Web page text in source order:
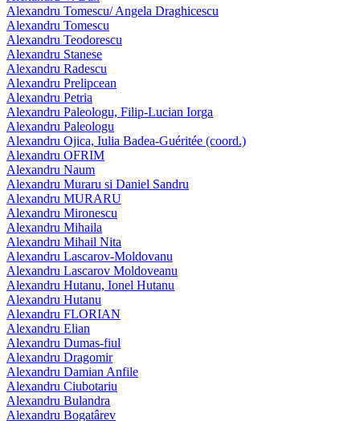
Alexandru Tomescu/ Angela Draghicescu
Alexandru Tomescu
Alexandru Teodorescu
Alexandru Stanese
Alexandru Radescu
Alexandru Prelipcean
Alexandru Petria
Alexandru Paleologu, Filip-Lucian Iorga
Alexandru Paleologu
Alexandru Ojica, Iulia Badea-Guéritée (coord.)
Alexandru OFRIM
Alexandru Naum
Alexandru Muraru si Daniel Sandru
Alexandru MURARU
Alexandru Mironescu
Alexandru Mihaila
Alexandru Mihail Nita
Alexandru Lascarov-Moldovanu
Alexandru Lascarov Moldoveanu
Alexandru Hutanu, Ionel Hutanu
Alexandru Hutanu
Alexandru FLORIAN
Alexandru Elian
Alexandru Dumas-fiul
Alexandru Dragomir
Alexandru Damian Anfile
Alexandru Ciubotariu
Alexandru Bulandra
Alexandru Bogatârev